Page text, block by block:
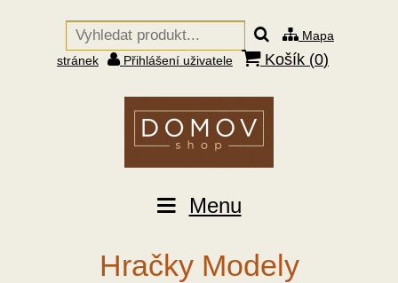
Mapa
stránek
Přihlášení uživatele Košík (0)
Menu
Hračky Modely